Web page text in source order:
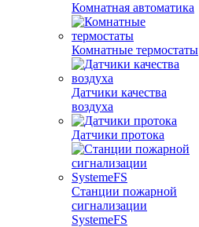
Комнатная автоматика
Комнатные термостаты
Датчики качества
воздуха
Датчики протока
Станции пожарной
сигнализации
SystemeFS